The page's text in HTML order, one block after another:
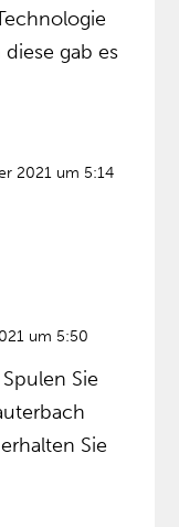
gab es
2021 um 5:14
um 5:50
Sie
Sie